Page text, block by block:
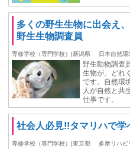
多くの野生生物に出会え
野生生物調査員
専修学校（専門学校）|新潟県 日本自然環
野生動物調査
生物が、どれ
です。自然環
⼈が⾃然と共
仕事です。
社会人必見!!タマリハで学
専修学校（専門学校）|東京都 多摩リハビ